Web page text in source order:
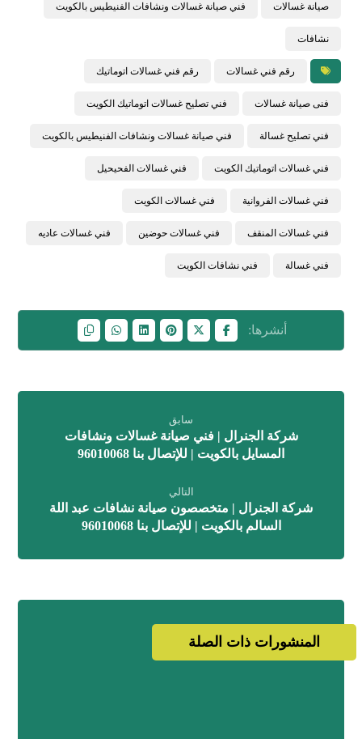
صيانة غسالات فني صيانة غسالات ونشافات الفنيطيس بالكويت
نشافات
رقم فني غسالات رقم فني غسالات اتوماتيك
فنى صيانة غسالات فني تصليح غسالات اتوماتيك الكويت
فني تصليح غسالة فني صيانة غسالات ونشافات الفنيطيس بالكويت
فني غسالات اتوماتيك الكويت فني غسالات الفحيحيل
فني غسالات الفروانية فني غسالات الكويت
فني غسالات المنقف فني غسالات حوضين فني غسالات عاديه
فني غسالة فني نشافات الكويت
سابق
شركة الجنرال | فني صيانة غسالات ونشافات
المسايل بالكويت | للإتصال بنا 96010068
التالي
شركة الجنرال | متخصصون صيانة نشافات عبد اللة
السالم بالكويت | للإتصال بنا 96010068
المنشورات ذات الصلة